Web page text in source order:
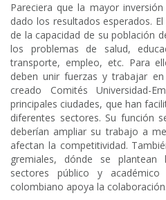
Pareciera que la mayor
dado los resultados esperados.
de la capacidad de su población
los problemas de salud,
transporte, empleo, etc. Para
deben unir fuerzas y trabajar
creado Comités Universidad-
principales ciudades, que han
diferentes sectores. Su función
deberían ampliar su trabajo a
afectan la competitividad.
gremiales, dónde se
sectores público y académico
colombiano apoya la colaboración.